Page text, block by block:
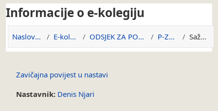
Informacije o e-kolegiju
Naslovnica E-kolegiji ODSJEK ZA POVIJEST P-ZPUN Sažetak
Zavičajna povijest u nastavi
Nastavnik: Denis Njari